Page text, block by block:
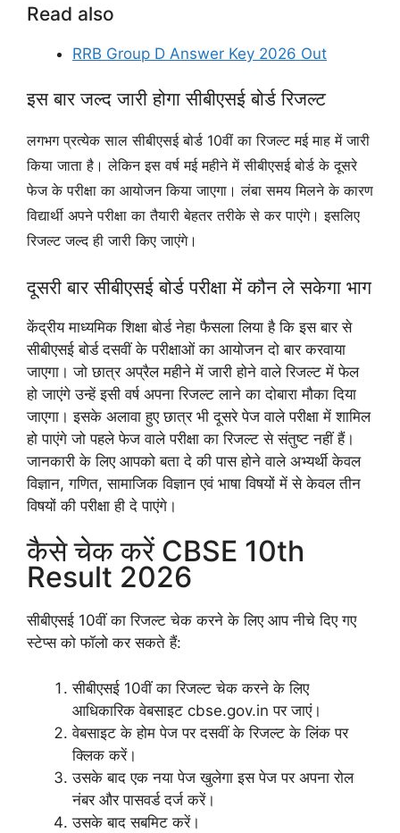
Read also
RRB Group D Answer Key 2026 Out
इस बार जल्द जारी होगा सीबीएसई बोर्ड रिजल्ट
लगभग प्रत्येक साल सीबीएसई बोर्ड 10वीं का रिजल्ट मई माह में जारी
किया जाता है। लेकिन इस वर्ष मई महीने में सीबीएसई बोर्ड के दूसरे
फेज के परीक्षा का आयोजन किया जाएगा। लंबा समय मिलने के कारण
विद्यार्थी अपने परीक्षा का तैयारी बेहतर तरीके से कर पाएंगे। इसलिए
रिजल्ट जल्द ही जारी किए जाएंगे।
दूसरी बार सीबीएसई बोर्ड परीक्षा में कौन ले सकेगा भाग
केंद्रीय माध्यमिक शिक्षा बोर्ड नेहा फैसला लिया है कि इस बार से
सीबीएसई बोर्ड दसवीं के परीक्षाओं का आयोजन दो बार करवाया
जाएगा। जो छात्र अप्रैल महीने में जारी होने वाले रिजल्ट में फेल
हो जाएंगे उन्हें इसी वर्ष अपना रिजल्ट लाने का दोबारा मौका दिया
जाएगा। इसके अलावा हुए छात्र भी दूसरे पेज वाले परीक्षा में शामिल
हो पाएंगे जो पहले फेज वाले परीक्षा का रिजल्ट से संतुष्ट नहीं हैं।
जानकारी के लिए आपको बता दे की पास होने वाले अभ्यर्थी केवल
विज्ञान, गणित, सामाजिक विज्ञान एवं भाषा विषयों में से केवल तीन
विषयों की परीक्षा ही दे पाएंगे।
कैसे चेक करें CBSE 10th
Result 2026
सीबीएसई 10वीं का रिजल्ट चेक करने के लिए आप नीचे दिए गए
स्टेप्स को फॉलो कर सकते हैं:
सीबीएसई 10वीं का रिजल्ट चेक करने के लिए
आधिकारिक वेबसाइट cbse.gov.in पर जाएं।
वेबसाइट के होम पेज पर दसवीं के रिजल्ट के लिंक पर
क्लिक करें।
उसके बाद एक नया पेज खुलेगा इस पेज पर अपना रोल
नंबर और पासवर्ड दर्ज करें।
उसके बाद सबमिट करें।